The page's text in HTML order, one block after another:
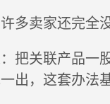
多卖家还完全
把关联产品一
出，这套办法